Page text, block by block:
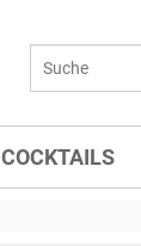
COCKTAILS